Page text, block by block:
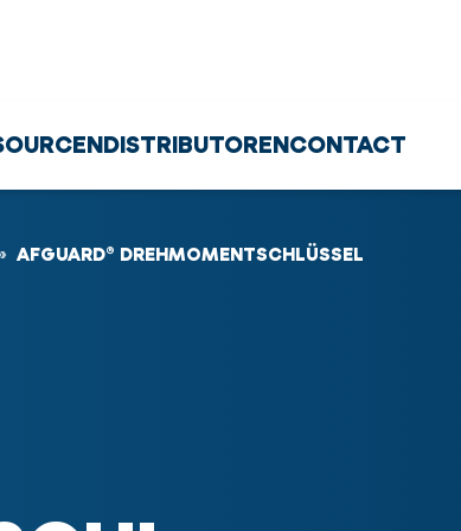
DISTRIBUTORENCONTACT
AFGUARD® DREHMOMENTSCHLÜSSEL